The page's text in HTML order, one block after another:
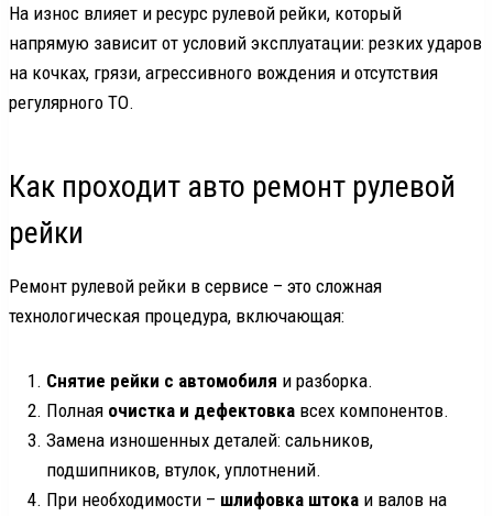
На износ влияет и ресурс рулевой рейки, который
напрямую зависит от условий эксплуатации: резких ударов
на кочках, грязи, агрессивного вождения и отсутствия
регулярного ТО.
Как проходит авто ремонт рулевой
рейки
Ремонт рулевой рейки в сервисе – это сложная
технологическая процедура, включающая:
Снятие рейки с автомобиля и разборка.
Полная очистка и дефектовка всех компонентов.
Замена изношенных деталей: сальников,
подшипников, втулок, уплотнений.
При необходимости – шлифовка штока и валов на